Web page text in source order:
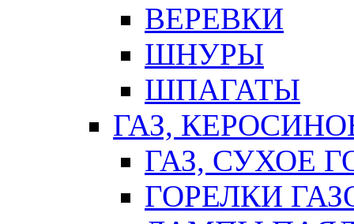
ВЕРЕВКИ
ШНУРЫ
ШПАГАТЫ
ГАЗ,
ГАЗ, СУХОЕ
ГОРЕЛКИ